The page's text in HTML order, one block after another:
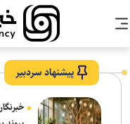
پیشنهاد سردبیر